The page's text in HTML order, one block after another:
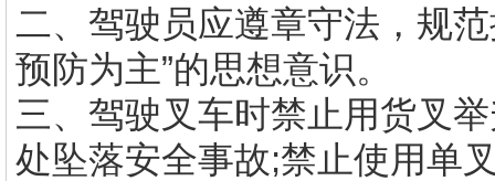
二、驾驶员应遵章守法，规
预防为主”的思想意识。
三、驾驶叉车时禁止用货叉
处坠落安全事故;禁止使用单